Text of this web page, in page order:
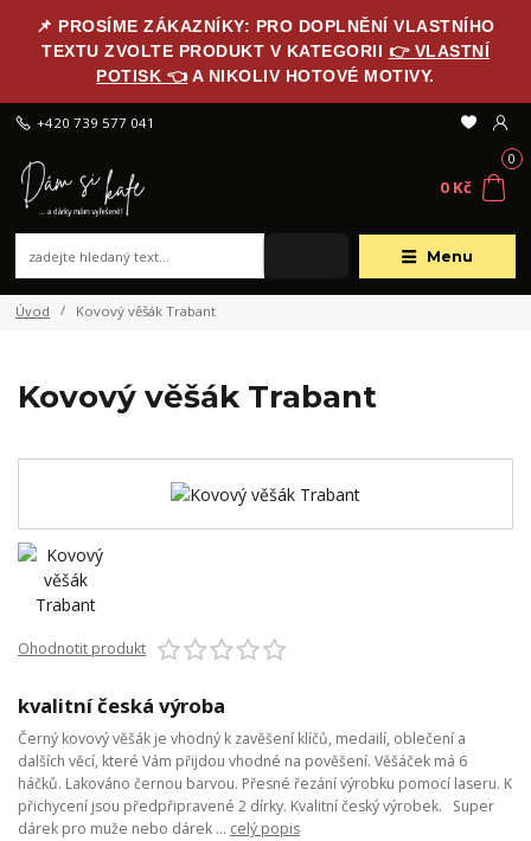
📌 PROSÍME ZÁKAZNÍKY: PRO DOPLNĚNÍ VLASTNÍHO
TEXTU ZVOLTE PRODUKT V KATEGORII 👉 VLASTNÍ
POTISK 👈 A NIKOLIV HOTOVÉ MOTIVY.
Menu
+420 739 577 041
0
0 Kč
Úvod Kovový věšák Trabant
Kovový věšák Trabant
Ohodnotit produkt
kvalitní česká výroba
Černý kovový věšák je vhodný k zavěšení klíčů, medailí, oblečení a
dalších věcí, které Vám přijdou vhodné na pověšení. Věšáček má 6
háčků. Lakováno černou barvou. Přesné řezání výrobku pomocí laseru. K
přichycení jsou předpřipravené 2 dírky. Kvalitní český výrobek. Super
dárek pro muže nebo dárek ... celý popis